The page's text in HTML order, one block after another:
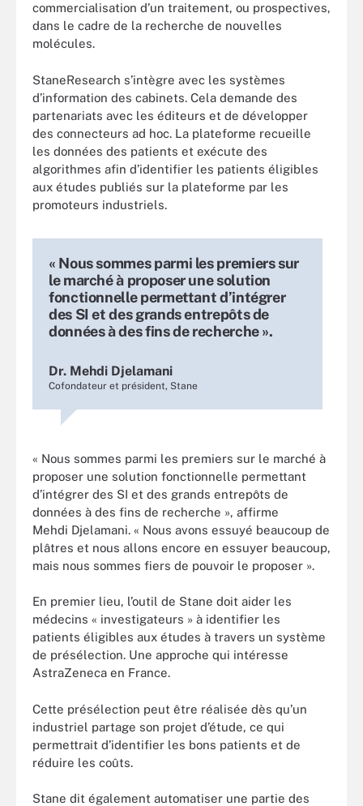
commercialisation d’un traitement, ou prospectives,
dans le cadre de la recherche de nouvelles
molécules.
StaneResearch s’intègre avec les systèmes
d’information des cabinets. Cela demande des
partenariats avec les éditeurs et de développer
des connecteurs ad hoc. La plateforme recueille
les données des patients et exécute des
algorithmes afin d’identifier les patients éligibles
aux études publiés sur la plateforme par les
promoteurs industriels.
« Nous sommes parmi les premiers sur
le marché à proposer une solution
fonctionnelle permettant d’intégrer
des SI et des grands entrepôts de
données à des fins de recherche ».
Dr. Mehdi Djelamani
Cofondateur et président, Stane
« Nous sommes parmi les premiers sur le marché à
proposer une solution fonctionnelle permettant
d’intégrer des SI et des grands entrepôts de
données à des fins de recherche », affirme
Mehdi Djelamani. « Nous avons essuyé beaucoup de
plâtres et nous allons encore en essuyer beaucoup,
mais nous sommes fiers de pouvoir le proposer ».
En premier lieu, l’outil de Stane doit aider les
médecins « investigateurs » à identifier les
patients éligibles aux études à travers un système
de présélection. Une approche qui intéresse
AstraZeneca en France.
Cette présélection peut être réalisée dès qu’un
industriel partage son projet d’étude, ce qui
permettrait d’identifier les bons patients et de
réduire les coûts.
Stane dit également automatiser une partie des